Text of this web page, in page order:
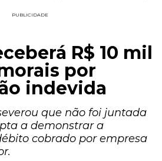
PUBLICIDADE
R$ 10 mil
por
indevida
que não foi juntada
a demonstrar a
cobrado por empresa